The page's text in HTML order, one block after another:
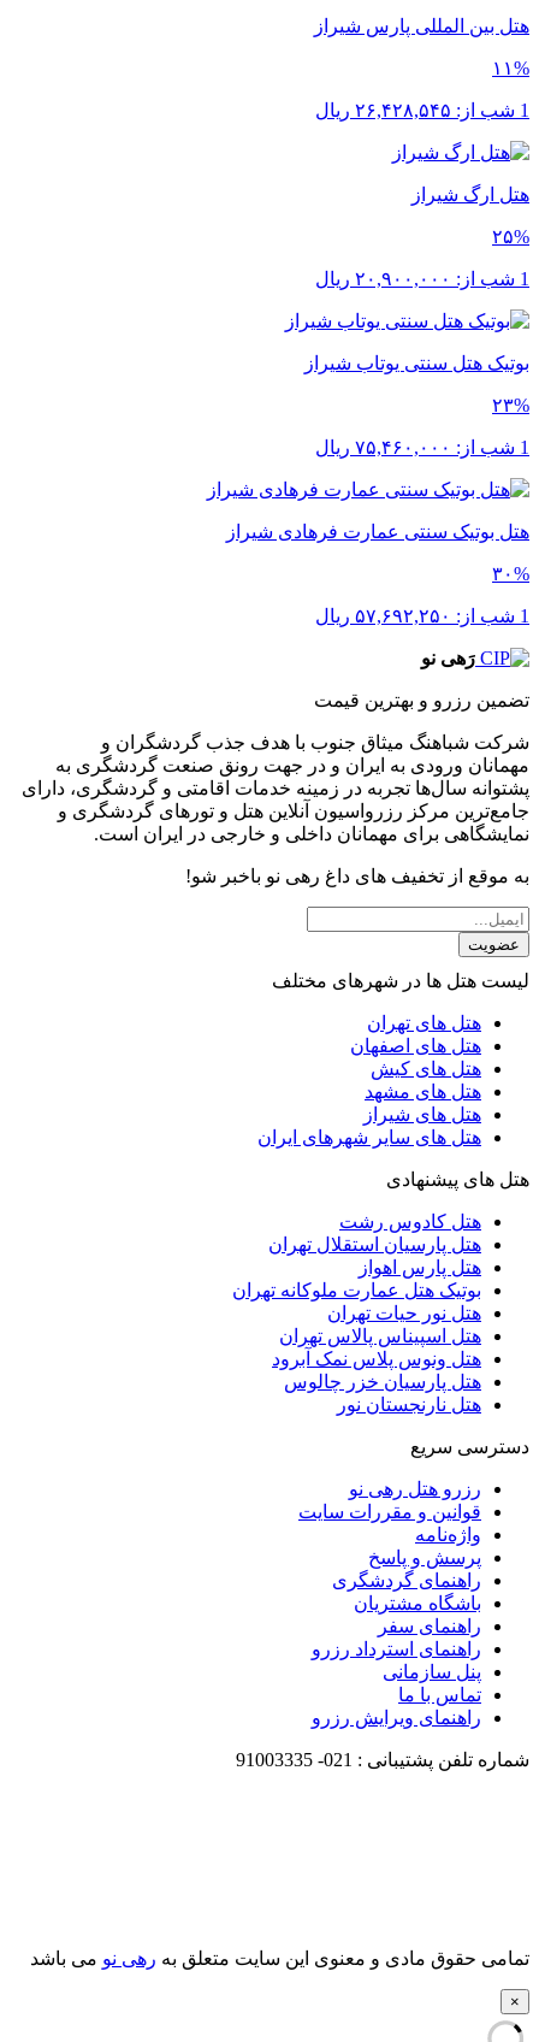
هتل بین المللی پارس شیراز
۱۱%
1 شب از: ۲۶,۴۲۸,۵۴۵ ریال
هتل ارگ شیراز
۲۵%
1 شب از: ۲۰,۹۰۰,۰۰۰ ریال
بوتیک هتل سنتی یوتاب شیراز
۲۳%
1 شب از: ۷۵,۴۶۰,۰۰۰ ریال
هتل بوتیک سنتی عمارت فرهادی شیراز
۳۰%
1 شب از: ۵۷,۶۹۲,۲۵۰ ریال
رَهی نو
تضمین رزرو و بهترین قیمت
شرکت شباهنگ میثاق جنوب با هدف جذب گردشگران و
مهمانان ورودی به ایران و در جهت رونق صنعت گردشگری به
پشتوانه سال‌ها تجربه در زمینه خدمات اقامتی و گردشگری، دارای
جامع‌ترین مرکز رزرواسیون آنلاین هتل و تورهای گردشگری و
نمایشگاهی برای مهمانان داخلی و خارجی در ایران است.
به موقع از تخفیف های داغ رهی نو باخبر شو!
عضویت
لیست هتل ها در شهرهای مختلف
هتل های تهران
هتل های اصفهان
هتل های کیش
هتل های مشهد
هتل های شیراز
هتل های سایر شهرهای ایران
هتل های پیشنهادی
هتل کادوس رشت
هتل پارسیان استقلال تهران
هتل پارس اهواز
بوتیک هتل عمارت ملوکانه تهران
هتل نور حیات تهران
هتل اسپیناس پالاس تهران
هتل ونوس پلاس نمک آبرود
هتل پارسیان خزر چالوس
هتل نارنجستان نور
دسترسی سریع
رزرو هتل رهی نو
قوانین و مقررات سایت
واژه‌نامه
پرسش و پاسخ
راهنمای گردشگری
باشگاه مشتریان
راهنمای سفر
راهنمای استرداد رزرو
پنل سازمانی
تماس با ما
راهنمای ویرایش رزرو
شماره تلفن پشتیبانی : 021-
91003335
تمامی حقوق مادی و معنوی این سایت متعلق به رهی نو می باشد
×